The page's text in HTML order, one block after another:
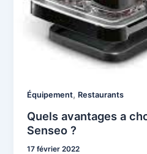
Équipement, Restaurants
Quels avantages a
Senseo ?
17 février 2022